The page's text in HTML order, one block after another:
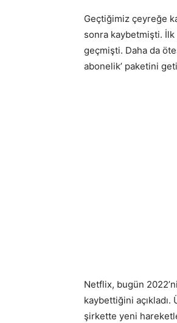
Geçtiğimiz çeyreğe
sonra kaybetmişti. İlk
geçmişti. Daha da
abonelik’ paketini
Netflix, bugün
kaybettiğini
şirkette yeni